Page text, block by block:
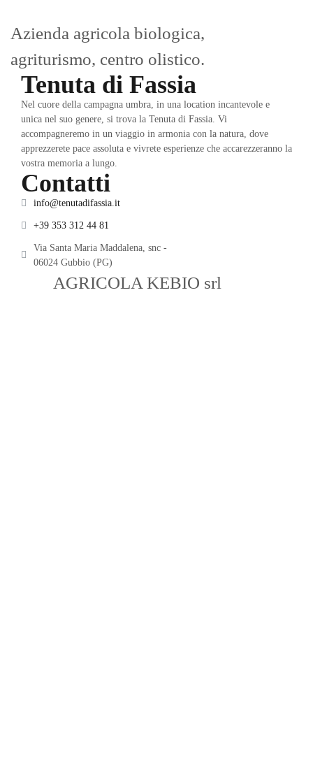
Azienda agricola biologica,
agriturismo, centro olistico.
Tenuta di Fassia
Nel cuore della campagna umbra, in una location incantevole e
unica nel suo genere, si trova la Tenuta di Fassia. Vi
accompagneremo in un viaggio in armonia con la natura, dove
apprezzerete pace assoluta e vivrete esperienze che accarezzeranno la
vostra memoria a lungo.
Contatti
info@tenutadifassia.it
+39 353 312 44 81
Via Santa Maria Maddalena, snc -
06024 Gubbio (PG)
AGRICOLA KEBIO srl